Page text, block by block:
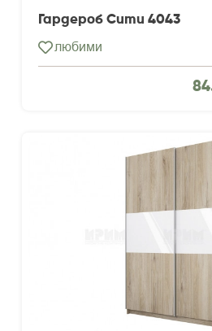
Гардероб Сити 4043
любими